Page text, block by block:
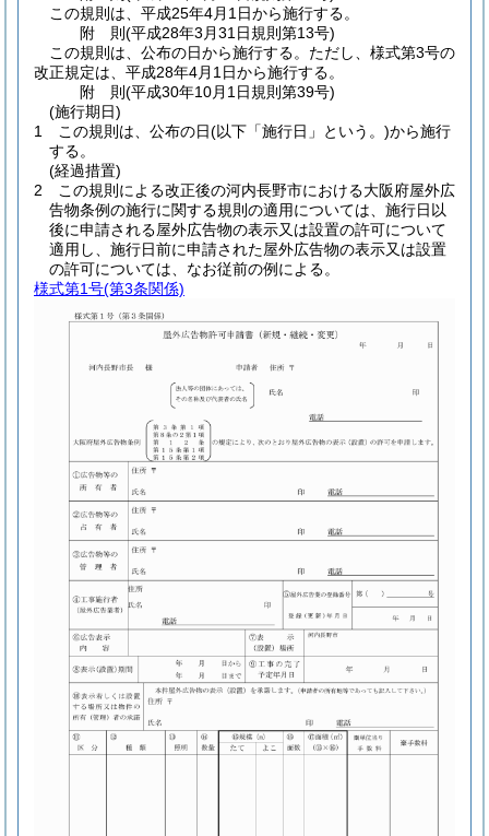
この規則は、平成25年4月1日から施行する。
附 則(平成28年3月31日規則第13号)
この規則は、公布の日から施行する。 ただし、様式第3号の
改正規定は、平成28年4月1日から施行する。
附 則(平成30年10月1日規則第39号)
(施行期日)
1
この規則は、公布の日(以下「施行日」という。)から施行
する。
(経過措置)
2
この規則による改正後の河内長野市における大阪府屋外広
告物条例の施行に関する規則の適用については、施行日以
後に申請される屋外広告物の表示又は設置の許可について
適用し、施行日前に申請された屋外広告物の表示又は設置
の許可については、なお従前の例による。
様式第1号(第3条関係)